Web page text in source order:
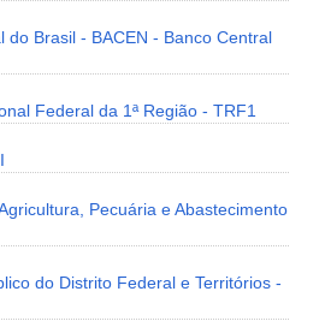
do Brasil - BACEN - Banco Central
Federal da 1ª Região - TRF1
Pecuária e Abastecimento
do Distrito Federal e Territórios -